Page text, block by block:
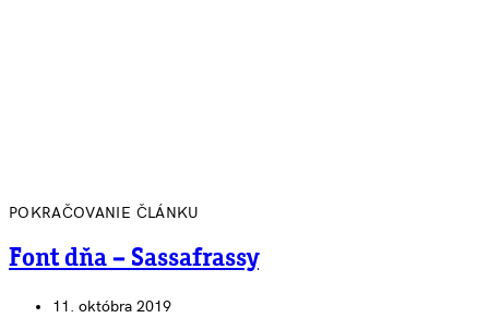
POKRAČOVANIE ČLÁNKU
Font dňa – Sassafrassy
11. októbra 2019